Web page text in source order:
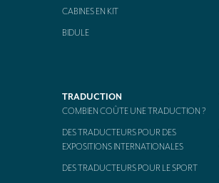
CABINES EN KIT
BIDULE
TRADUCTION
COMBIEN COÛTE UNE TRADUCTION ?
DES TRADUCTEURS POUR DES
EXPOSITIONS INTERNATIONALES
DES TRADUCTEURS POUR LE SPORT